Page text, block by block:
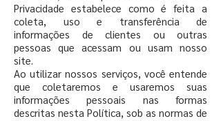
Privacidade estabelece como é feita a
coleta, uso e transferência de
informações de clientes ou outras
pessoas que acessam ou usam nosso
site.
Ao utilizar nossos serviços, você entende
que coletaremos e usaremos suas
informações pessoais nas formas
descritas nesta Política, sob as normas de